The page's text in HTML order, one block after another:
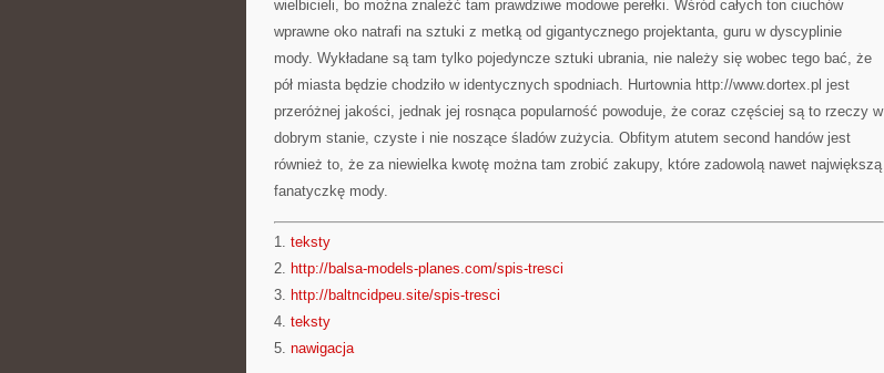
wielbicieli, bo można znaleźć tam prawdziwe modowe perełki. Wśród całych ton ciuchów
wprawne oko natrafi na sztuki z metką od gigantycznego projektanta, guru w dyscyplinie
mody. Wykładane są tam tylko pojedyncze sztuki ubrania, nie należy się wobec tego bać, że
pół miasta będzie chodziło w identycznych spodniach. Hurtownia http://www.dortex.pl jest
przeróżnej jakości, jednak jej rosnąca popularność powoduje, że coraz częściej są to rzeczy w
dobrym stanie, czyste i nie noszące śladów zużycia. Obfitym atutem second handów jest
również to, że za niewielka kwotę można tam zrobić zakupy, które zadowolą nawet największą
fanatyczkę mody.
1. teksty
2. http://balsa-models-planes.com/spis-tresci
3. http://baltncidpeu.site/spis-tresci
4. teksty
5. nawigacja